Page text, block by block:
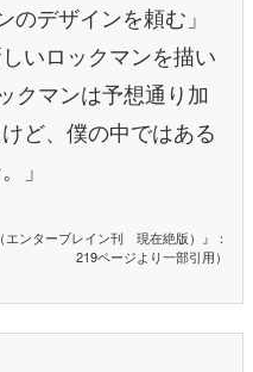
のデザインを頼む」
いロックマンを描い
クマンは予想通り加
ど、僕の中ではある
」
エンターブレイン刊 現在絶版）』：
219ページより一部引用）